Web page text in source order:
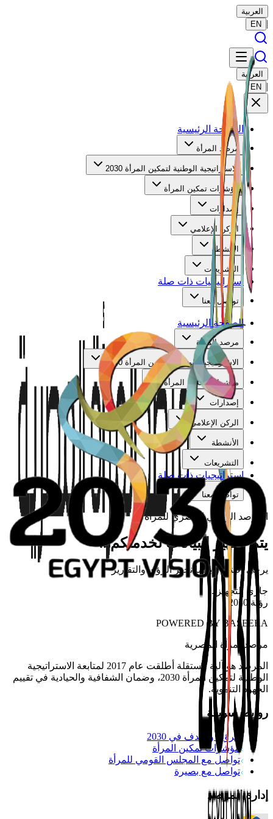
العربية
|
EN
العربية
|
EN
الصفحة الرئيسية
مرصد المرأة
الاستراتيجية الوطنية لتمكين المرأة 2030
مؤشرات تمكين المرأة
إصدارات
الركن الإعلامي
الأنشطة
التشريعات
استراتيجيات ذات صلة
تواصل معنا
الصفحة الرئيسية
مرصد المرأة
الاستراتيجية الوطنية لتمكين المرأة 2030
مؤشرات تمكين المرأة
إصدارات
الركن الإعلامي
الأنشطة
التشريعات
استراتيجيات ذات صلة
تواصل معنا
المرصد الوطني المصري للمرأة
يتم تجهيز البيانات لخدمتكم...
يرجى الانتظار بينما نجهز الرؤى والتقارير
جاري التجهيز ...
رؤية 2030
POWERED BY BASEERA
مرصد المرأة المصرية
المرصد هو آلية مستقلة أطلقت عام 2017 لمتابعة الاستراتيجية
الوطنية لتمكين المرأة 2030، وضمان الشفافية والحيادية في تقييم
الجهود التنموية.
روابط سريعة
الرؤية والهدف في 2030
مؤشرات تمكين المرأة
تواصل مع المجلس القومي للمرأة
تواصل مع بصيرة
إدارة المرصد